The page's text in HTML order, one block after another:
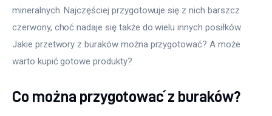
Porady
mineralnych. Najczęściej przygotowuje się z nich barszcz
czerwony, choć nadaje się także do wielu innych posiłków.
Jakie przetwory z buraków można przygotować? A może
warto kupić gotowe produkty?
Co można przygotować z buraków?